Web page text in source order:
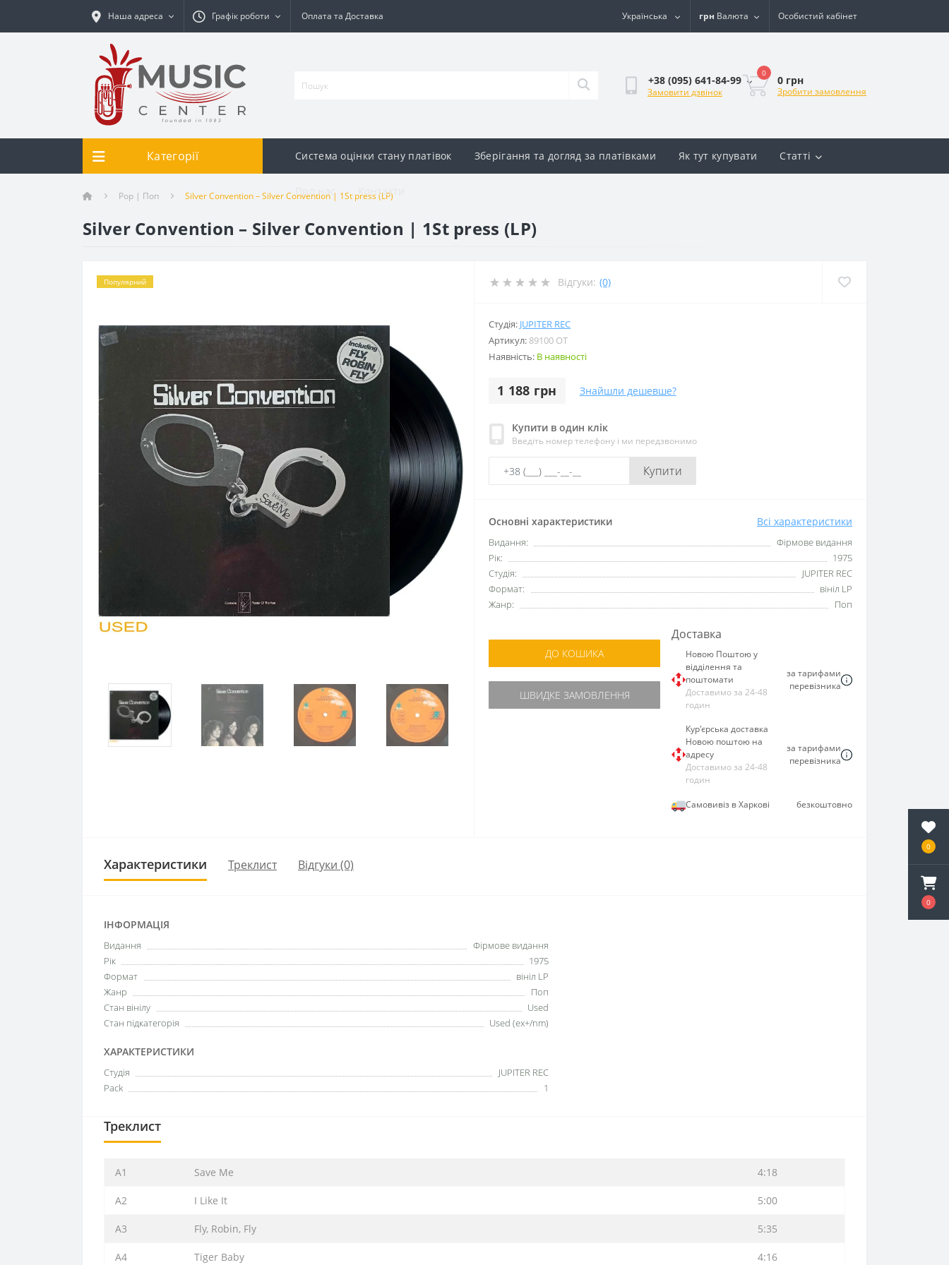
0
0
Наша адреса Графік роботи Оплата та Доставка Українська грн Валюта Особистий кабінет
+38 (095) 641-84-99
Замовити дзвінок
0
0 грн
Зробити замовлення
Категорії Система оцінки стану платівок Зберігання та догляд за платівками Як тут купувати Статті
Про нас Контакти
Pop | Поп Silver Convention – Silver Convention | 1St press (LP)
Silver Convention – Silver Convention | 1St press (LP)
Популярний Відгуки: (0)
Студія: JUPITER REC
Артикул: 89100 OT
Наявність: В наявності
1 188 грн Знайшли дешевше?
Купити в один клік
Введіть номер телефону і ми передзвонимо
Купити
Основні характеристики Всі характеристики
Видання:
Фірмове видання
Рік:
1975
Студія:
JUPITER REC
Формат:
вініл LP
Жанр:
Поп
ДО КОШИКА
ШВИДКЕ ЗАМОВЛЕННЯ
Доставка
Новою Поштою у
відділення та
поштомати
Доставимо за 24-48
годин
за тарифами
перевізника
Кур'єрська доставка
Новою поштою на
адресу
Доставимо за 24-48
годин
за тарифами
перевізника
Самовивіз в Харкові безкоштовно
Характеристики Треклист Відгуки (0)
ІНФОРМАЦІЯ
Видання
Фірмове видання
Рік
1975
Формат
вініл LP
Жанр
Поп
Стан вінілу
Used
Стан підкатегорія
Used (ex+/nm)
ХАРАКТЕРИСТИКИ
Студія
JUPITER REC
Pack
1
Треклист
A1 Save Me 4:18
A2 I Like It 5:00
A3 Fly, Robin, Fly 5:35
A4 Tiger Baby 4:16